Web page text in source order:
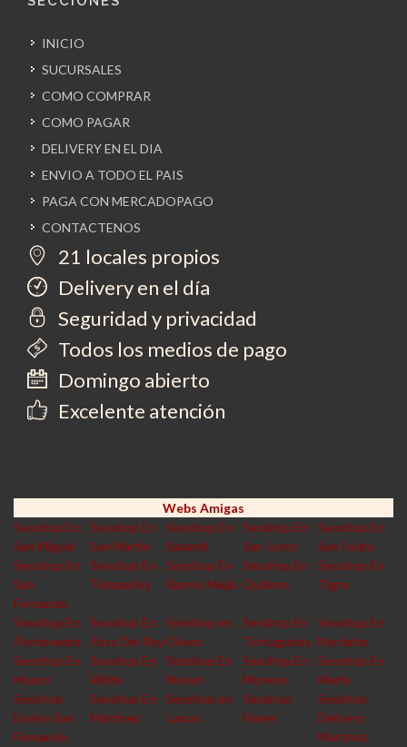
INICIO
SUCURSALES
COMO COMPRAR
COMO PAGAR
DELIVERY EN EL DIA
ENVIO A TODO EL PAIS
PAGA CON MERCADOPAGO
CONTACTENOS
21 locales propios
Delivery en el día
Seguridad y privacidad
Todos los medios de pago
Domingo abierto
Excelente atención
Webs Amigas
Sexshop En
San Miguel
Sexshop En
San Martin
Sexshop En
Sarandi
Sexshop En
San Justo
Sexshop En
San Isidro
Sexshop En
San
Fernando
Sexshop En
Temperley
Sexshop En
Ramos Mejia
Sexshop En
Quilmes
Sexshop En
Tigre
Sexshop En
Pontevedra
Sexshop En
Paso Del Rey
Sexshop en
Olivos
Sexshop En
Tortuguitas
Sexshop En
Nordelta
Sexshop En
Munro
Sexshop En
Wilde
Sexshop En
Moron
Sexshop En
Moreno
Sexshop En
Merlo
Sexshop
Envios San
Fernando
Sexshop En
Martinez
Sexshop en
Lanus
Sexshop
Flores
Sexshop
Delivery
Martinez